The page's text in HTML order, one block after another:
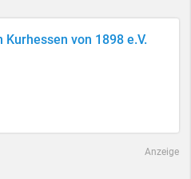
von 1898 e.V.
Anzeige